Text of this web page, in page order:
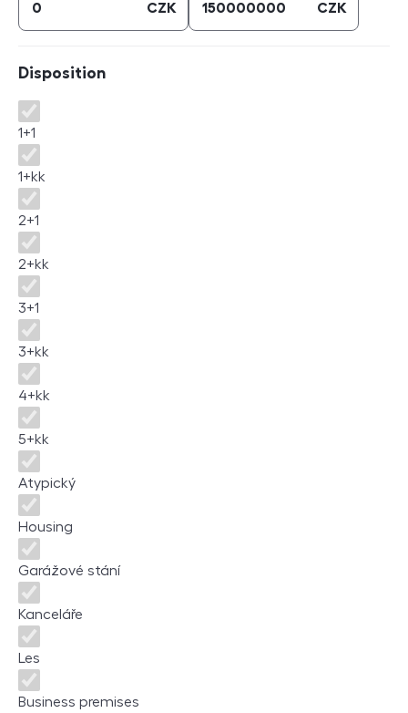
CZK CZK
Disposition
Disposition
1+1
1+kk
2+1
2+kk
3+1
3+kk
4+kk
5+kk
Atypický
Housing
Garážové stání
Kanceláře
Les
Business premises